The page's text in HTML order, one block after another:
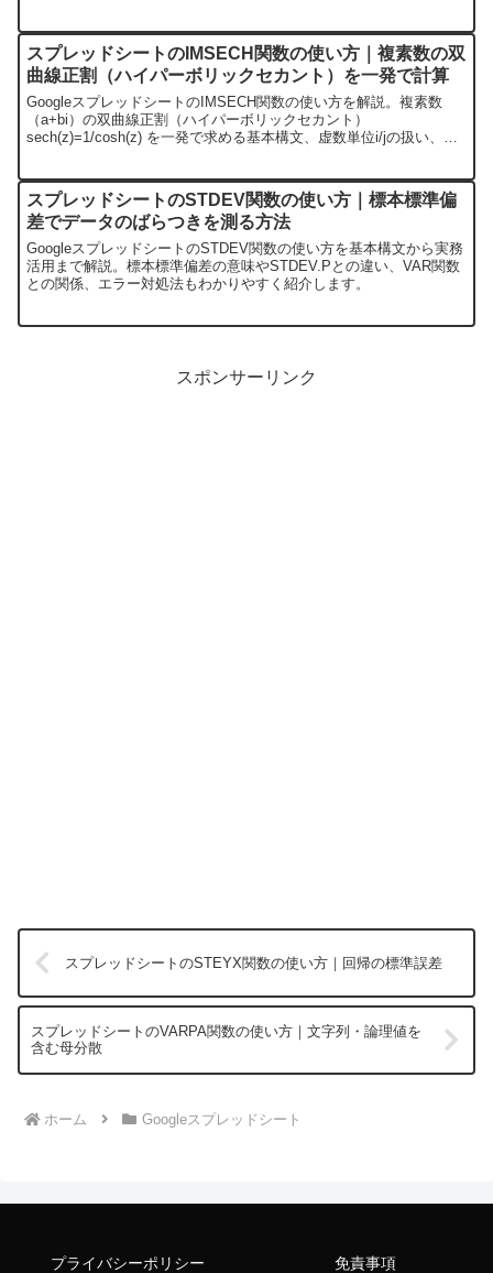
スプレッドシートのIMSECH関数の使い方｜複素数の双
曲線正割（ハイパーボリックセカント）を一発で計算
GoogleスプレッドシートのIMSECH関数の使い方を解説。複素数
（a+bi）の双曲線正割（ハイパーボリックセカント）
sech(z)=1/cosh(z) を一発で求める基本構文、虚数単位i/jの扱い、
ー対処法まで実例付きで紹介します。
スプレッドシートのSTDEV関数の使い方｜標本標準偏
差でデータのばらつきを測る方法
GoogleスプレッドシートのSTDEV関数の使い方を基本構文から実務
活用まで解説。標本標準偏差の意味やSTDEV.Pとの違い、VAR関数
との関係、エラー対処法もわかりやすく紹介します。
スポンサーリンク
スプレッドシートのSTEYX関数の使い方｜回帰の標準誤差
スプレッドシートのVARPA関数の使い方｜文字列・論理値を
含む母分散
ホーム Googleスプレッドシート
プライバシーポリシー 免責事項